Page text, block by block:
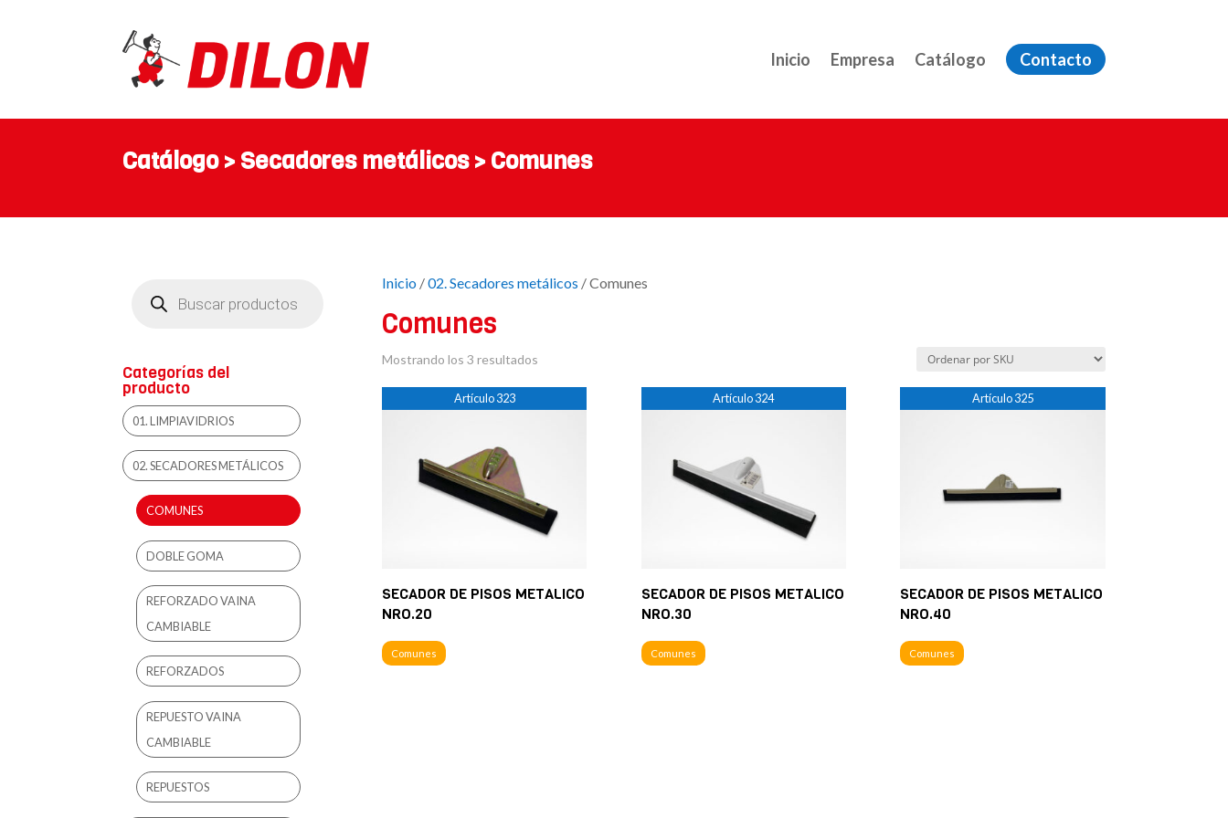
Inicio Empresa Catálogo Contacto
Catálogo > Secadores metálicos > Comunes
Inicio/02. Secadores metálicos / Comunes
Comunes
Mostrando los 3 resultados
Artículo 323
SECADOR DE PISOS METALICO
NRO.20
Comunes
Artículo 324
SECADOR DE PISOS METALICO
NRO.30
Comunes
Artículo 325
SECADOR DE PISOS METALICO
NRO.40
Comunes
productos
Categorías del
producto
01. LIMPIAVIDRIOS
02. SECADORES METÁLICOS
COMUNES
DOBLE GOMA
REFORZADO VAINA
CAMBIABLE
REFORZADOS
REPUESTO VAINA
CAMBIABLE
REPUESTOS